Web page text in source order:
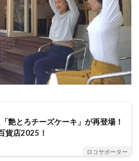
艶とろチーズケーキ」が再登場！
貨店2025！
ロコサポーター